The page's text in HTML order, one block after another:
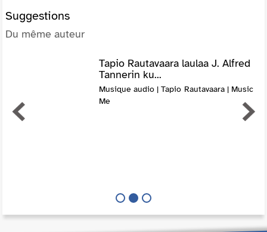
Suggestions
Du même auteur
Tapio Rautavaara laulaa J. Alfred
Tannerin ku...
Musique audio | Tapio Rautavaara | Music
Me